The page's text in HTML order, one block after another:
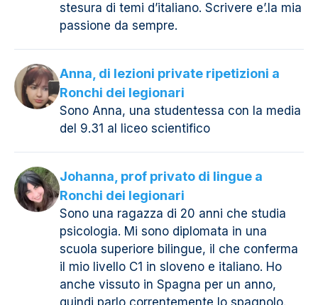
stesura di temi d’italiano. Scrivere e’.la mia
passione da sempre.
Anna, di lezioni private ripetizioni a
Ronchi dei legionari
Sono Anna, una studentessa con la media
del 9.31 al liceo scientifico
Johanna, prof privato di lingue a
Ronchi dei legionari
Sono una ragazza di 20 anni che studia
psicologia. Mi sono diplomata in una
scuola superiore bilingue, il che conferma
il mio livello C1 in sloveno e italiano. Ho
anche vissuto in Spagna per un anno,